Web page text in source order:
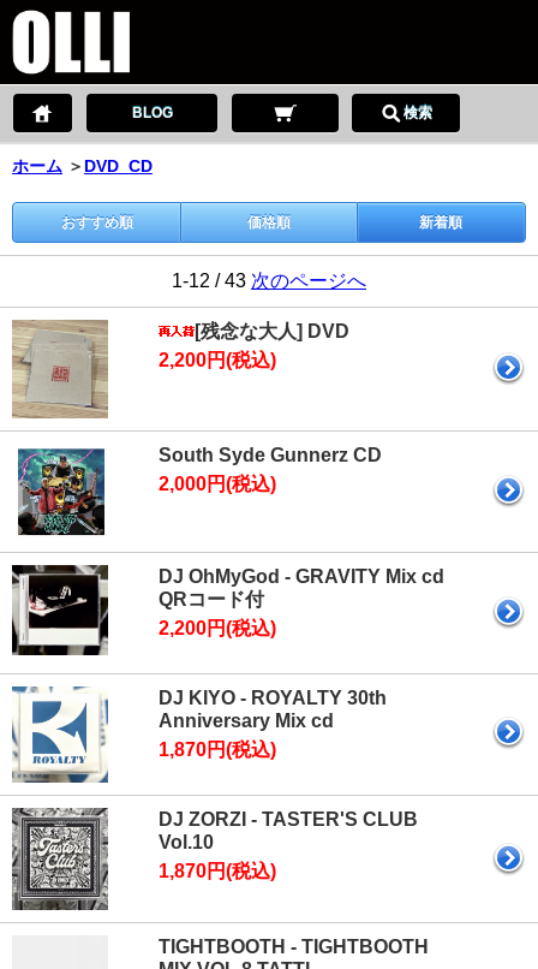
BLOG 検索
ホーム ＞ DVD_CD
おすすめ順 価格順 新着順
1-12 / 43 次のページへ
[残念な大人] DVD
2,200円(税込)
South Syde Gunnerz CD
2,000円(税込)
DJ OhMyGod - GRAVITY Mix cd
QRコード付
2,200円(税込)
DJ KIYO - ROYALTY 30th
Anniversary Mix cd
1,870円(税込)
DJ ZORZI - TASTER'S CLUB
Vol.10
1,870円(税込)
TIGHTBOOTH - TIGHTBOOTH